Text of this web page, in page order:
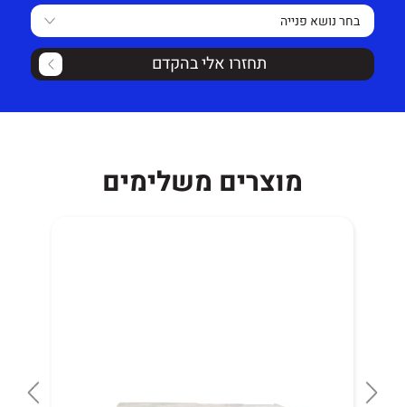
אחריות למוצר הנ"ל 12 חודשים מיום הקנייה למעט שימוש
לא סביר.
תחזרו אלי בהקדם
מוצרים משלימים